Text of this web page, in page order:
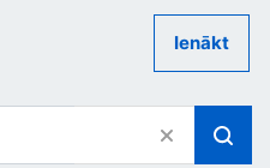
Ienākt